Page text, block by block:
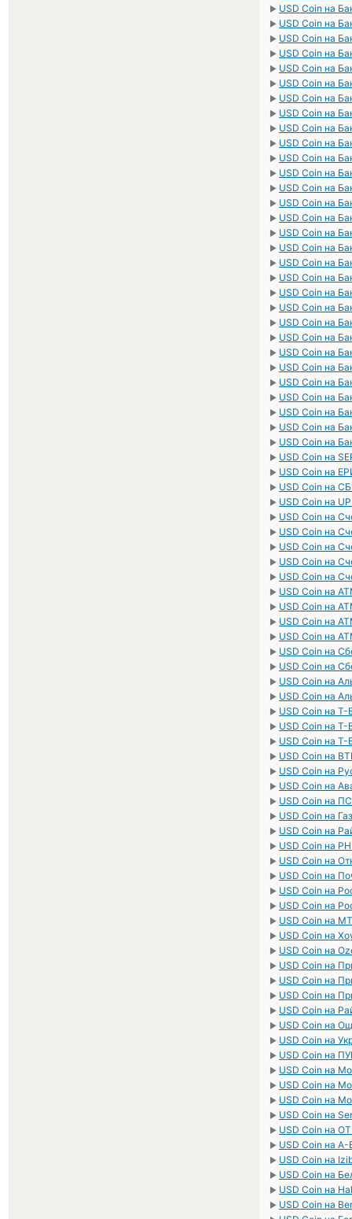
► USD Coin на
► USD Coin на
► USD Coin на
► USD Coin на
► USD Coin на
► USD Coin на
► USD Coin на
► USD Coin на
► USD Coin на
► USD Coin на
► USD Coin на
► USD Coin на
► USD Coin на
► USD Coin на
► USD Coin на
► USD Coin на
► USD Coin на
► USD Coin на
► USD Coin на
► USD Coin на
► USD Coin на
► USD Coin на
► USD Coin на
► USD Coin на
► USD Coin на
► USD Coin на
► USD Coin на
► USD Coin на
► USD Coin на
► USD Coin на
► USD Coin на
► USD Coin на
► USD Coin на
► USD Coin на
► USD Coin на
► USD Coin на
► USD Coin на
► USD Coin на
► USD Coin на
► USD Coin на
► USD Coin на
► USD Coin на
► USD Coin на
► USD Coin на
► USD Coin на
► USD Coin на
► USD Coin на
► USD Coin на Т-
► USD Coin на Т-
► USD Coin на Т-
► USD Coin на
► USD Coin на
► USD Coin на
► USD Coin на
► USD Coin на
► USD Coin на
► USD Coin на
► USD Coin на
► USD Coin на
► USD Coin на
► USD Coin на
► USD Coin на
► USD Coin на
► USD Coin на
► USD Coin на
► USD Coin на
► USD Coin на
► USD Coin на
► USD Coin на
► USD Coin на
► USD Coin на
► USD Coin на
► USD Coin на
► USD Coin на
► USD Coin на
► USD Coin на
► USD Coin на А-
► USD Coin на
► USD Coin на
► USD Coin на
► USD Coin на